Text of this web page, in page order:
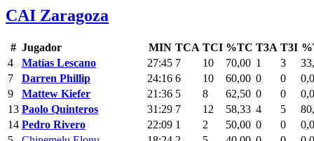
CAI Zaragoza
# Jugador MIN TCA TCI %TC T3A T3I
4
Matías Lescano 27:45 7 10 70,00 1 3
7
Darren Phillip 24:16 6 10 60,00 0 0
0,0
9
Mattew Kiefer 21:36 5 8 62,50 0 0
0,0
13 Paolo Quinteros 31:29 7 12 58,33 4 5
14 Pedro Rivero 22:09 1 2 50,00 0 0
0,0